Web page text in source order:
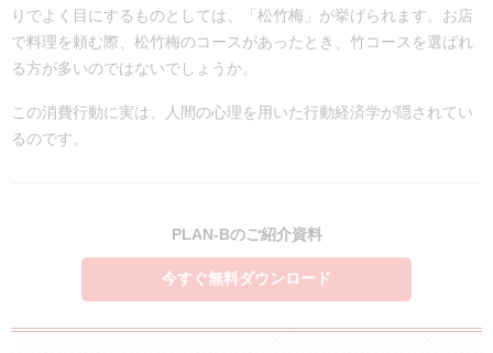
りでよく目にするものとしては、「松竹梅」が挙げられます。お店
で料理を頼む際、松竹梅のコースがあったとき、竹コースを選ばれ
る方が多いのではないでしょうか。
この消費行動に実は、人間の心理を用いた行動経済学が隠されてい
るのです。
PLAN-Bのご紹介資料
今すぐ無料ダウンロード